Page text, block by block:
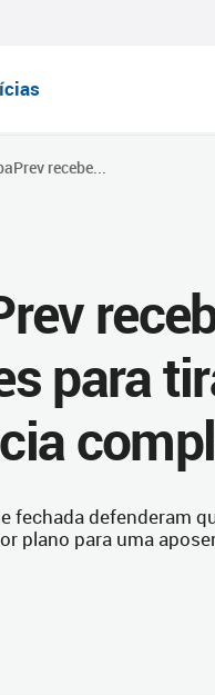
recebe...
para
fechada defenderam
plano para uma